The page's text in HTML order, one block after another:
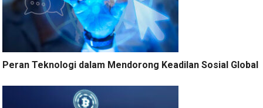
Peran Teknologi dalam Mendorong Keadilan Sosial Global